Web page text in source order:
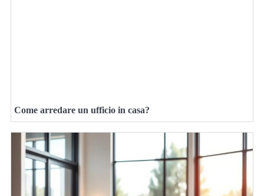
Come arredare un ufficio in casa?